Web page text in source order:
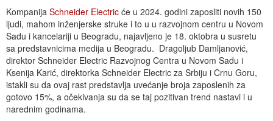
Kompanija Schneider Electric će u 2024. godini zaposliti novih 150
ljudi, mahom inženjerske struke i to u u razvojnom centru u Novom
Sadu i kancelariji u Beogradu, najavljeno je 18. oktobra u susretu
sa predstavnicima medija u Beogradu. Dragoljub Damljanović,
direktor Schneider Electric Razvojnog Centra u Novom Sadu i
Ksenija Karić, direktorka Schneider Electric za Srbiju i Crnu Goru,
istakli su da ovaj rast predstavlja uvećanje broja zaposlenih za
gotovo 15%, a očekivanja su da se taj pozitivan trend nastavi i u
narednim godinama.